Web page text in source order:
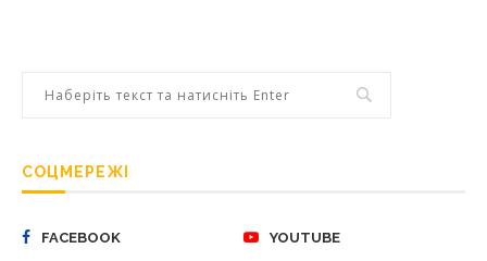
СОЦМЕРЕЖІ
FACEBOOK YOUTUBE